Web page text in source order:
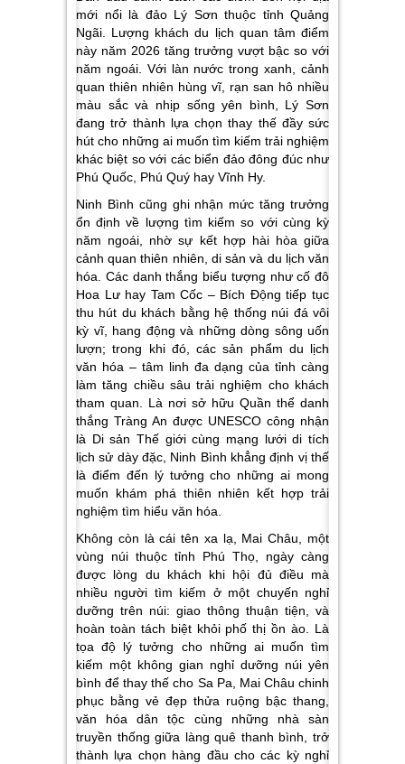
mới nổi là đảo Lý Sơn thuộc tỉnh Quảng
Ngãi. Lượng khách du lịch quan tâm điểm
này năm 2026 tăng trưởng vượt bậc so với
năm ngoái. Với làn nước trong xanh, cảnh
quan thiên nhiên hùng vĩ, rạn san hô nhiều
màu sắc và nhịp sống yên bình, Lý Sơn
đang trở thành lựa chọn thay thế đầy sức
hút cho những ai muốn tìm kiếm trải nghiệm
khác biệt so với các biển đảo đông đúc như
Phú Quốc, Phú Quý hay Vĩnh Hy.
Ninh Bình cũng ghi nhận mức tăng trưởng
ổn định về lượng tìm kiếm so với cùng kỳ
năm ngoái, nhờ sự kết hợp hài hòa giữa
cảnh quan thiên nhiên, di sản và du lịch văn
hóa. Các danh thắng biểu tượng như cố đô
Hoa Lư hay Tam Cốc – Bích Động tiếp tục
thu hút du khách bằng hệ thống núi đá vôi
kỳ vĩ, hang động và những dòng sông uốn
lượn; trong khi đó, các sản phẩm du lịch
văn hóa – tâm linh đa dạng của tỉnh càng
làm tăng chiều sâu trải nghiệm cho khách
tham quan. Là nơi sở hữu Quần thể danh
thắng Tràng An được UNESCO công nhận
là Di sản Thế giới cùng mạng lưới di tích
lịch sử dày đặc, Ninh Bình khẳng định vị thế
là điểm đến lý tưởng cho những ai mong
muốn khám phá thiên nhiên kết hợp trải
nghiệm tìm hiểu văn hóa.
Không còn là cái tên xa lạ,
Mai Châu, một
vùng núi thuộc tỉnh Phú Thọ , ngày càng
được lòng du khách khi hội đủ điều mà
nhiều người tìm kiếm ở một chuyến nghỉ
dưỡng trên núi: giao thông thuận tiện, và
hoàn toàn tách biệt khỏi phố thị ồn ào. Là
tọa độ lý tưởng cho những ai muốn tìm
kiếm một không gian nghỉ dưỡng núi yên
bình để thay thế cho Sa Pa, Mai Châu chinh
phục bằng vẻ đẹp thửa ruộng bậc thang,
văn hóa dân tộc cùng những nhà sàn
truyền thống giữa làng quê thanh bình, trở
thành lựa chọn hàng đầu cho các kỳ nghỉ